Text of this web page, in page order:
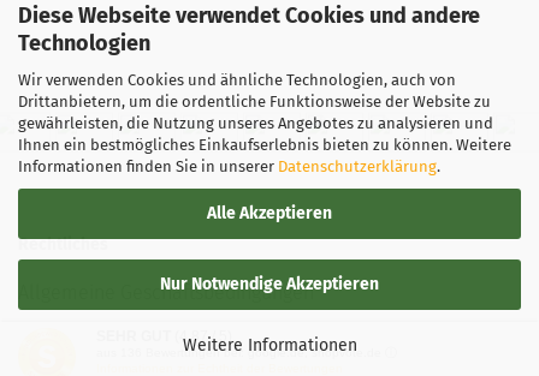
Diese Webseite verwendet Cookies und andere
Technologien
Wir verwenden Cookies und ähnliche Technologien, auch von
Drittanbietern, um die ordentliche Funktionsweise der Website zu
gewährleisten, die Nutzung unseres Angebotes zu analysieren und
Ihnen ein bestmögliches Einkaufserlebnis bieten zu können. Weitere
Informationen finden Sie in unserer Datenschutzerklärung.
Alle Akzeptieren
Nur Notwendige Akzeptieren
Weitere Informationen
Rechtliches
Allgemeine Geschäftsbedingungen
Widerrufsbelehrung(4.87 / 5)
Bewertungen bei: google.de, shopvote.de ⓘ